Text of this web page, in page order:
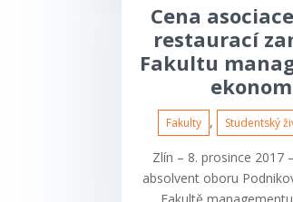
Cena
restaurací
Fakultu
Fakulty , Studentský
Zlín – 8. prosince 2017
absolvent oboru
Fakultě